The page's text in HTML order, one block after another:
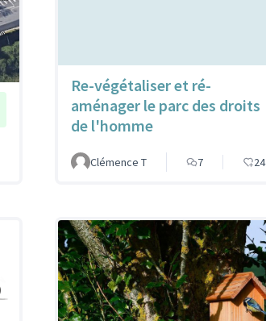
Re-végétaliser et ré-
aménager le parc des droits
de l'homme
Clémence T 7 24